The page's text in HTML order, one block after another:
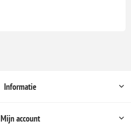
Informatie
Mijn account